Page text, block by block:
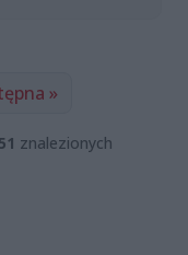
»
51 znalezionych